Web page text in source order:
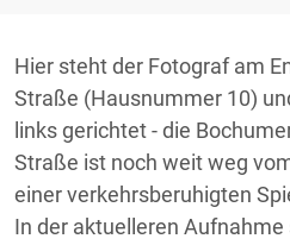
Hier steht der Fotograf am
Straße (Hausnummer 10)
links gerichtet - die
Straße ist noch weit weg
einer verkehrsberuhigten
In der aktuelleren